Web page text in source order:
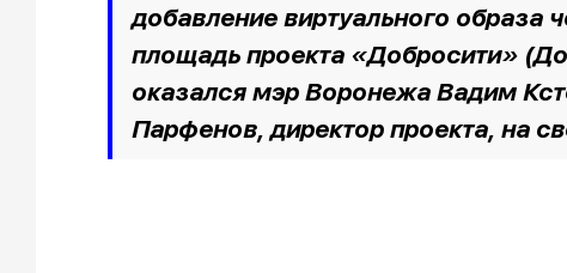
добавление виртуального образа
площадь проекта «Добросити»
оказался мэр Воронежа Вадим
Парфенов, директор проекта, на